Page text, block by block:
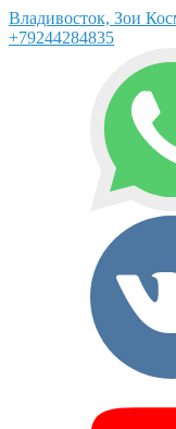
Владивосток, Зои
+79244284835